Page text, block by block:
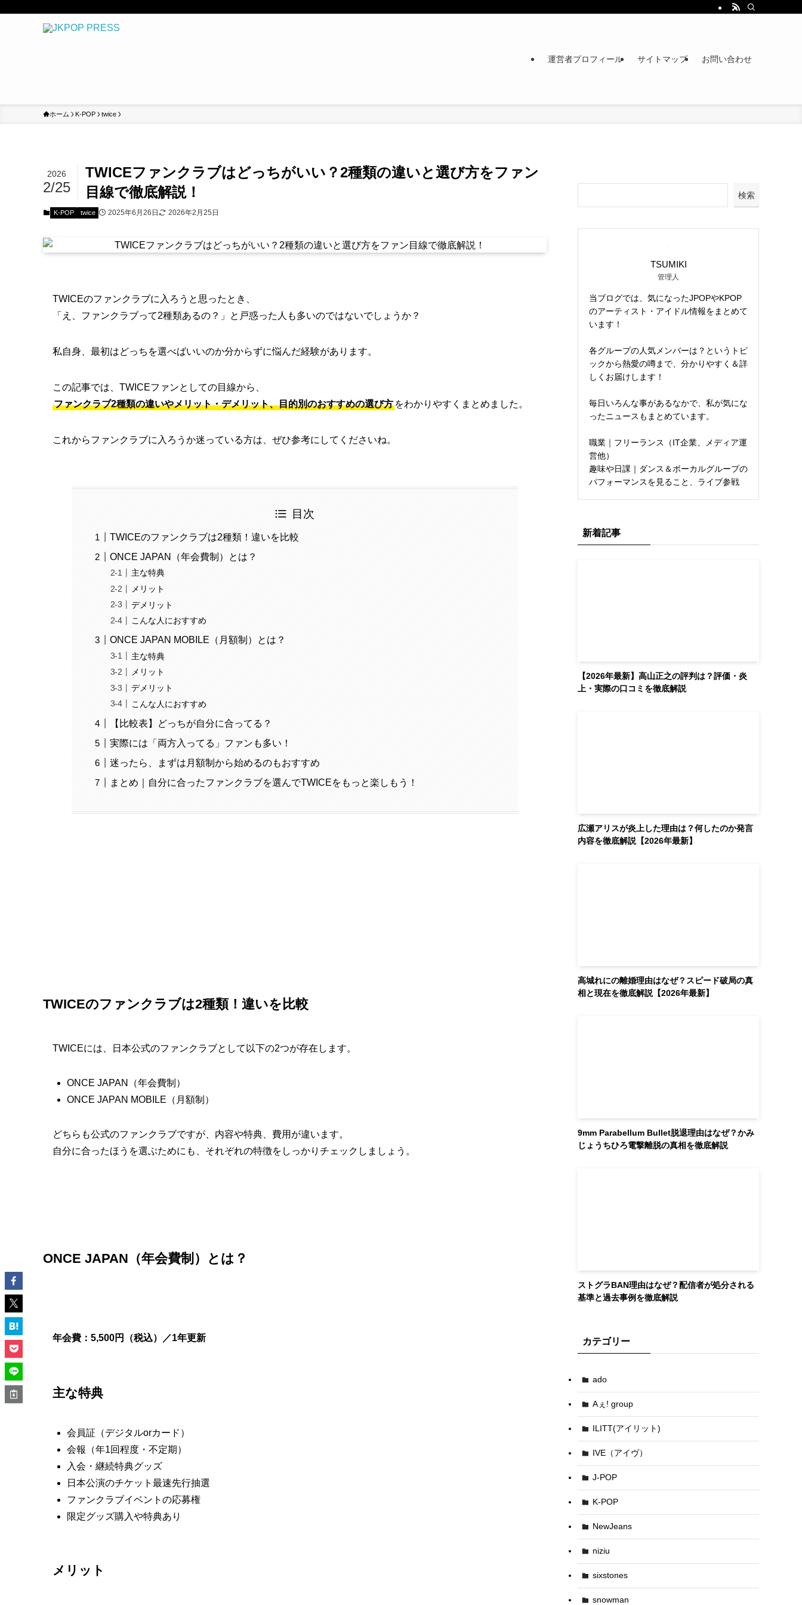
運営者プロフィール サイトマップ お問い合わせ
ホーム K-POP twice
TWICEファンクラブはどっちがいい？2種類の違いと選び方をファン
目線で徹底解説！
2026
2/25
K-POP twice 2025年6月26日 2026年2月25日
TWICEのファンクラブに入ろうと思ったとき、
「え、ファンクラブって2種類あるの？」と戸惑った人も多いのではないでしょうか？
私自身、最初はどっちを選べばいいのか分からずに悩んだ経験があります。
この記事では、TWICEファンとしての目線から、
ファンクラブ2種類の違いやメリット・デメリット、目的別のおすすめの選び方 をわかりやすくまとめました。
これからファンクラブに入ろうか迷っている方は、ぜひ参考にしてくださいね。
目次
TWICEのファンクラブは2種類！違いを比較
ONCE JAPAN（年会費制）とは？
主な特典
メリット
デメリット
こんな人におすすめ
ONCE JAPAN MOBILE（月額制）とは？
主な特典
メリット
デメリット
こんな人におすすめ
【比較表】どっちが自分に合ってる？
実際には「両方入ってる」ファンも多い！
迷ったら、まずは月額制から始めるのもおすすめ
まとめ｜自分に合ったファンクラブを選んでTWICEをもっと楽しもう！
TWICEのファンクラブは2種類！違いを比較
TWICEには、日本公式のファンクラブとして以下の2つが存在します。
ONCE JAPAN（年会費制）
ONCE JAPAN MOBILE（月額制）
どちらも公式のファンクラブですが、内容や特典、費用が違います。
自分に合ったほうを選ぶためにも、それぞれの特徴をしっかりチェックしましょう。
ONCE JAPAN（年会費制）とは？
年会費：5,500円（税込）／1年更新
主な特典
会員証（デジタルorカード）
会報（年1回程度・不定期）
入会・継続特典グッズ
日本公演のチケット最速先行抽選
ファンクラブイベントの応募権
限定グッズ購入や特典あり
メリット
検索
TSUMIKI
管理人
当ブログでは、気になったJPOPやKPOP
のアーティスト・アイドル情報をまとめて
います！
各グループの人気メンバーは？というトピ
ックから熱愛の噂まで、分かりやすく＆詳
しくお届けします！
毎日いろんな事があるなかで、私が気にな
ったニュースもまとめています。
職業｜フリーランス（IT企業、メディア運
営他）
趣味や日課｜ダンス＆ボーカルグループの
パフォーマンスを見ること、ライブ参戦
新着記事
【2026年最新】高山正之の評判は？評価・炎
上・実際の口コミを徹底解説
広瀬アリスが炎上した理由は？何したのか発言
内容を徹底解説【2026年最新】
高城れにの離婚理由はなぜ？スピード破局の真
相と現在を徹底解説【2026年最新】
9mm Parabellum Bullet脱退理由はなぜ？かみ
じょうちひろ電撃離脱の真相を徹底解説
ストグラBAN理由はなぜ？配信者が処分される
基準と過去事例を徹底解説
カテゴリー
ado
Aぇ! group
ILITT(アイリット)
IVE（アイヴ）
J-POP
K-POP
NewJeans
niziu
sixstones
snowman